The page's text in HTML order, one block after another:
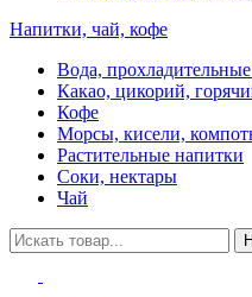
Напитки, чай, кофе
Вода,
Какао, цикорий,
Кофе
Морсы, кисели,
Растительные напитки
Соки, нектары
Чай